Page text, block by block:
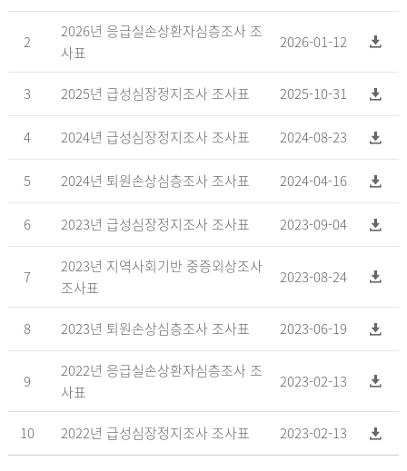
2
2026년 응급실손상환자심층조사 조
사표
2026-01-12
3 2025년 급성심장정지조사 조사표 2025-10-31
4 2024년 급성심장정지조사 조사표 2024-08-23
5 2024년 퇴원손상심층조사 조사표 2024-04-16
6 2023년 급성심장정지조사 조사표 2023-09-04
7
2023년 지역사회기반 중증외상조사
조사표
2023-08-24
8 2023년 퇴원손상심층조사 조사표 2023-06-19
9
2022년 응급실손상환자심층조사 조
사표
2023-02-13
10 2022년 급성심장정지조사 조사표 2023-02-13